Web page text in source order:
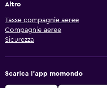
Altro
Tasse compagnie aeree
Compagnie aeree
Sicurezza
Scarica l'app momondo